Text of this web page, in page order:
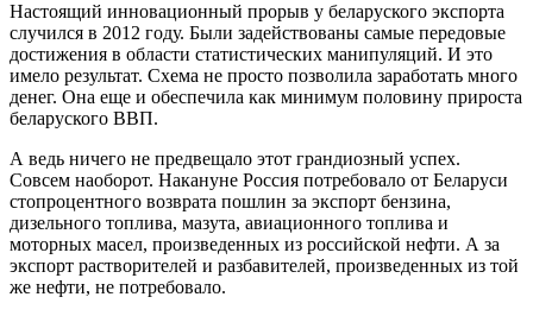
Настоящий инновационный прорыв у беларуского экспорта
случился в 2012 году. Были задействованы самые передовые
достижения в области статистических манипуляций. И это
имело результат. Схема не просто позволила заработать много
денег. Она еще и обеспечила как минимум половину прироста
беларуского ВВП.
А ведь ничего не предвещало этот грандиозный успех.
Совсем наоборот. Накануне Россия потребовало от Беларуси
стопроцентного возврата пошлин за экспорт бензина,
дизельного топлива, мазута, авиационного топлива и
моторных масел, произведенных из российской нефти. А за
экспорт растворителей и разбавителей, произведенных из той
же нефти, не потребовало.